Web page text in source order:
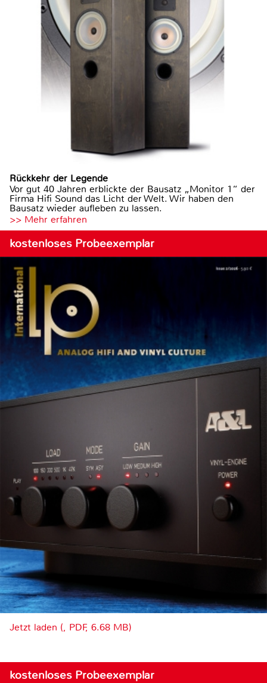
Rückkehr der Legende
Vor gut 40 Jahren erblickte der Bausatz „Monitor 1“ der
Firma Hifi Sound das Licht der Welt. Wir haben den
Bausatz wieder aufleben zu lassen.
>> Mehr erfahren
kostenloses Probeexemplar
Jetzt laden (, PDF, 6.68 MB)
kostenloses Probeexemplar